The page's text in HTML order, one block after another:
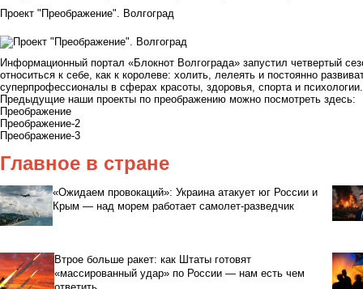
Проект "Преображение". Волгоград
Информационный портал «Блокнот Волгограда» запустил четвертый
относиться к себе, как к королеве: холить, лелеять и постоянно
суперпрофессионалы в сферах красоты, здоровья, спорта и психологии.
Предыдущие наши проекты по преображению можно посмотреть здесь:
Преображение
Преображение-2
Преображение-3
Главное в стране
«Ожидаем провокаций»: Украина атакует юг России и
Крым — над морем работает самолет-разведчик
Втрое больше ракет: как Штаты готовят
«массированный удар» по России — нам есть чем